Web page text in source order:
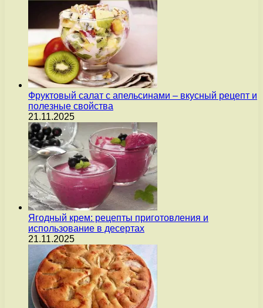
Фруктовый салат с апельсинами – вкусный рецепт и
полезные свойства
21.11.2025
Ягодный крем: рецепты приготовления и
использование в десертах
21.11.2025